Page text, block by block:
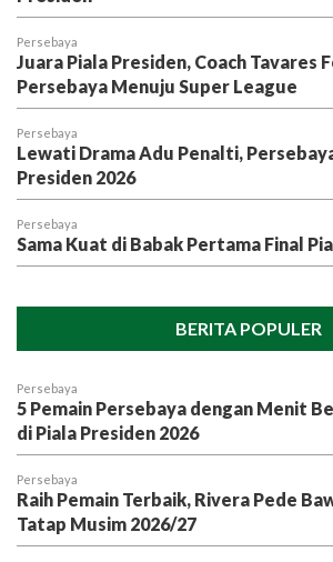
Persebaya
Juara Piala Presiden, Coach Tavares
Persebaya Menuju Super League
Persebaya
Lewati Drama Adu Penalti,
Presiden 2026
Persebaya
Sama Kuat di Babak Pertama Final
BERITA POPULER
Persebaya
5 Pemain Persebaya dengan Menit
di Piala Presiden 2026
Persebaya
Raih Pemain Terbaik, Rivera Pede
Tatap Musim 2026/27